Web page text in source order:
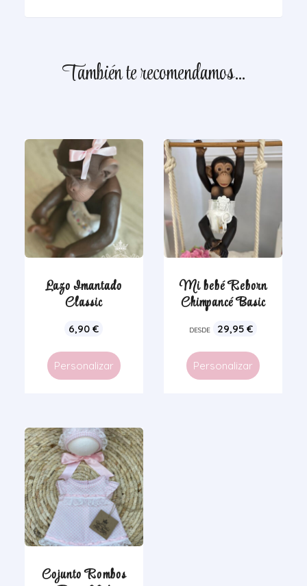
También te recomendamos…
Lazo Imantado
Classic
6,90€
Personalizar
Mi bebé Reborn
Chimpancé Basic
DESDE 29,95€
Personalizar
Cojunto Rombos